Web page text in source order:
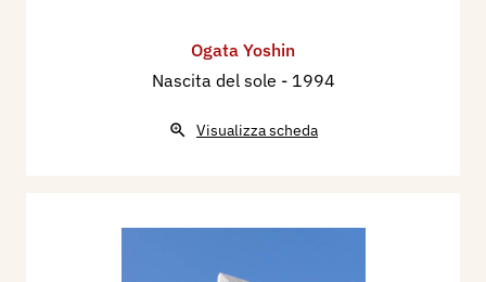
Ogata Yoshin
Nascita del sole - 1994
Visualizza scheda